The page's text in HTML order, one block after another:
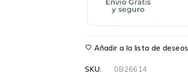
Añadir a la lista de deseos
SKU:
0B26614